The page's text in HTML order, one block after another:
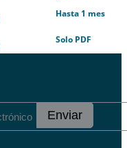
Hasta 1 mes
Solo PDF
Enviar